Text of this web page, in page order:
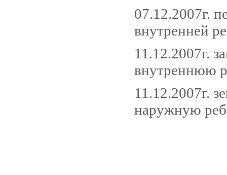
07.12.2007г.
внутренней
11.12.2007г.
внутреннюю
11.12.2007г.
наружную